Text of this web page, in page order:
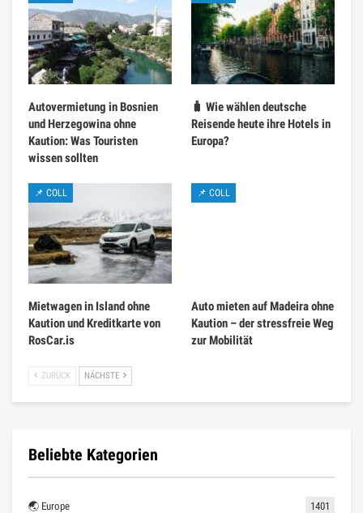
Autovermietung in Bosnien
und Herzegowina ohne
Kaution: Was Touristen
wissen sollten
🧳 Wie wählen deutsche
Reisende heute ihre Hotels in
Europa?
📌 COLL
Mietwagen in Island ohne
Kaution und Kreditkarte von
RosCar.is
📌 COLL
Auto mieten auf Madeira ohne
Kaution – der stressfreie Weg
zur Mobilität
ZURÜCK NÄCHSTE
Beliebte Kategorien
🌏 Europe 1401